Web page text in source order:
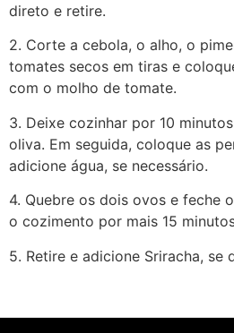
direto e retire.
2. Corte a cebola, o alho, o
tomates secos em tiras e
com o molho de tomate.
3. Deixe cozinhar por 10
oliva. Em seguida, coloque as
adicione água, se necessário.
4. Quebre os dois ovos e feche
o cozimento por mais 15
5. Retire e adicione Sriracha, se